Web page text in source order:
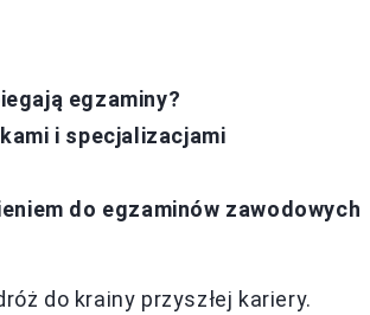
egzaminy?
i specjalizacjami
do egzaminów zawodowych
do krainy przyszłej kariery.